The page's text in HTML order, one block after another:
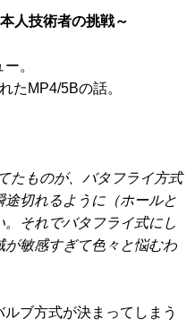
人技術者の挑戦～
。
たMP4/5Bの話。
たものが、バタフライ方式
切れるように（ホールと
それでバタフライ式にし
が敏感すぎて色々と悩むわ
ブ方式が決まってしまう